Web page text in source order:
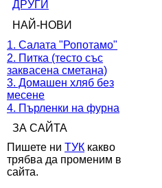
ДРУГИ
НАЙ-НОВИ
1. Салата "Ропотамо"
2. Питка (тесто със
заквасена сметана)
3. Домашен хляб без
месене
4. Пърленки на фурна
ЗА САЙТА
Пишете ни ТУК какво
трябва да променим в
сайта.